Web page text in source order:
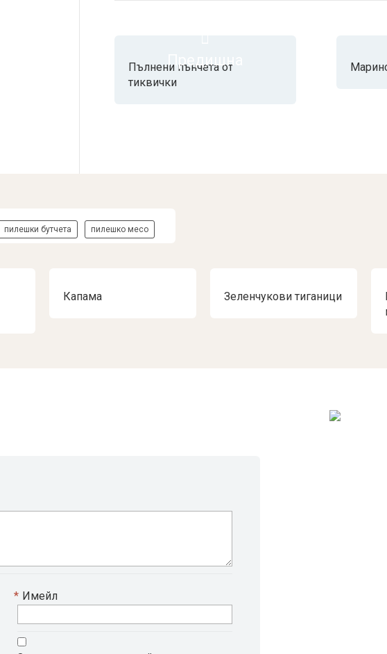
Пълнени пънчета от
тиквички
пилешки бутчета пилешко месо
Капама Зеленчукови тиганици
Имейл
*